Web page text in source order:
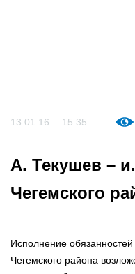
13.01.16 15:35
А. Текушев –
Чегемского
Исполнение
Чегемского района